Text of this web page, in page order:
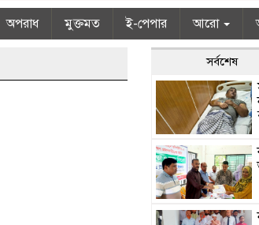
অপরাধ মুক্তমত ই-পেপার আরো
সর্বশেষ